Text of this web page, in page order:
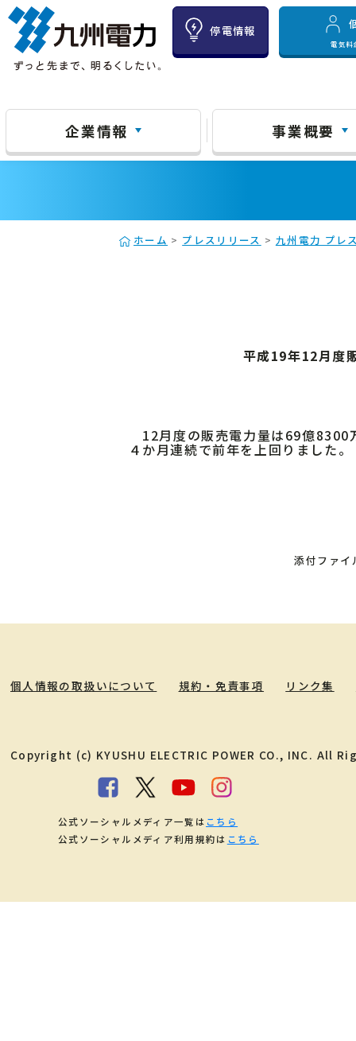
停電情報
電気料
企業情報 事業概要
ホーム > プレスリリース > 九州電力 プレ
平成19年12月度
12月度の販売電力量は69億8300
４か月連続で前年を上回りました。
添付ファイ
個人情報の取扱いについて 規約・免責事項 リンク集
Copyright (c) KYUSHU ELECTRIC POWER CO., INC. All
公式ソーシャルメディア一覧は こちら
公式ソーシャルメディア利用規約は こちら